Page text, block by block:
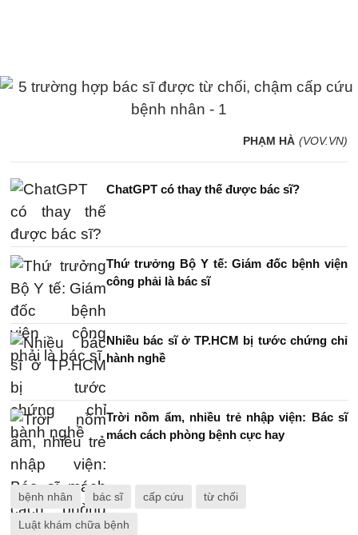
PHẠM HÀ (VOV.VN)
ChatGPT có thay thế được bác sĩ?
Thứ trưởng Bộ Y tế: Giám đốc bệnh viện
công phải là bác sĩ
Nhiều bác sĩ ở TP.HCM bị tước chứng chỉ
hành nghề
Trời nồm ẩm, nhiều trẻ nhập viện: Bác sĩ
mách cách phòng bệnh cực hay
bệnh nhân bác sĩ cấp cứu từ chối
Luật khám chữa bệnh